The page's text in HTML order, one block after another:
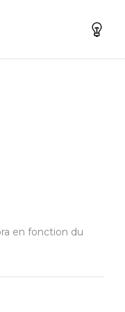
en fonction du